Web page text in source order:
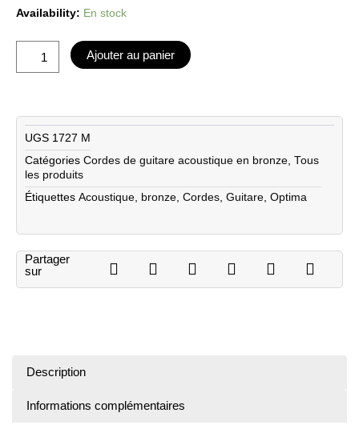
Availability: En stock
quantité
Cordes
Optima
13-
57
Ajouter au panier
UGS 1727 M
Catégories Cordes de guitare acoustique en bronze, Tous
les produits
Étiquettes Acoustique, bronze, Cordes, Guitare, Optima
Partager
sur
Description
Informations complémentaires